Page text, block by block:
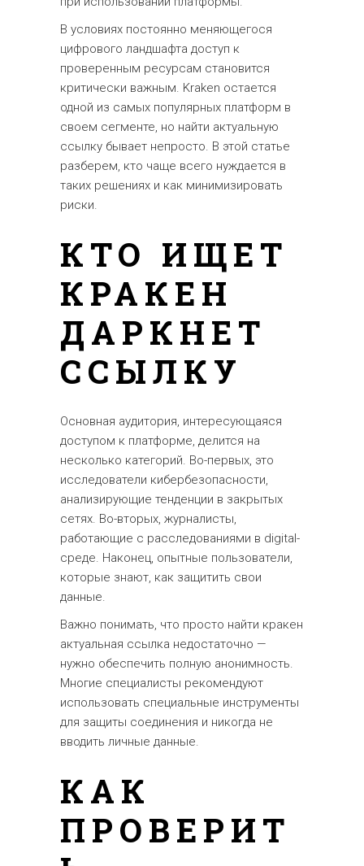
В условиях постоянно меняющегося
цифрового ландшафта доступ к
проверенным ресурсам становится
критически важным. Kraken остается
одной из самых популярных платформ в
своем сегменте, но найти актуальную
ссылку бывает непросто. В этой статье
разберем, кто чаще всего нуждается в
таких решениях и как минимизировать
риски.
КТО ИЩЕТ
КРАКЕН
ДАРКНЕТ
ССЫЛКУ
Основная аудитория, интересующаяся
доступом к платформе, делится на
несколько категорий. Во-первых, это
исследователи кибербезопасности,
анализирующие тенденции в закрытых
сетях. Во-вторых, журналисты,
работающие с расследованиями в digital-
среде. Наконец, опытные пользователи,
которые знают, как защитить свои
данные.
Важно понимать, что просто найти кракен
актуальная ссылка недостаточно —
нужно обеспечить полную анонимность.
Многие специалисты рекомендуют
использовать специальные инструменты
для защиты соединения и никогда не
вводить личные данные.
КАК
ПРОВЕРИТ